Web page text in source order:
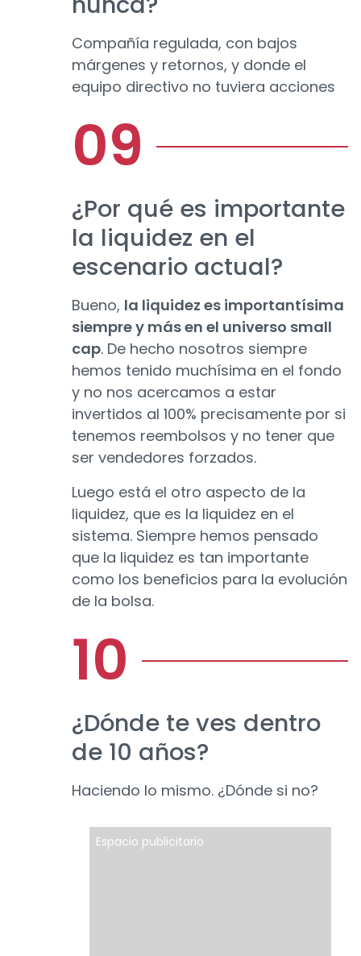
Compañía regulada, con bajos
márgenes y retornos, y donde el
equipo directivo no tuviera acciones
¿Por qué es importante
la liquidez en el
escenario actual?
Bueno, la liquidez es importantísima
siempre y más en el universo small
cap. De hecho nosotros siempre
hemos tenido muchísima en el fondo
y no nos acercamos a estar
invertidos al 100% precisamente por si
tenemos reembolsos y no tener que
ser vendedores forzados.
Luego está el otro aspecto de la
liquidez, que es la liquidez en el
sistema. Siempre hemos pensado
que la liquidez es tan importante
como los beneficios para la evolución
de la bolsa.
¿Dónde te ves dentro
de 10 años?
Haciendo lo mismo. ¿Dónde si no?
Espacio publicitario